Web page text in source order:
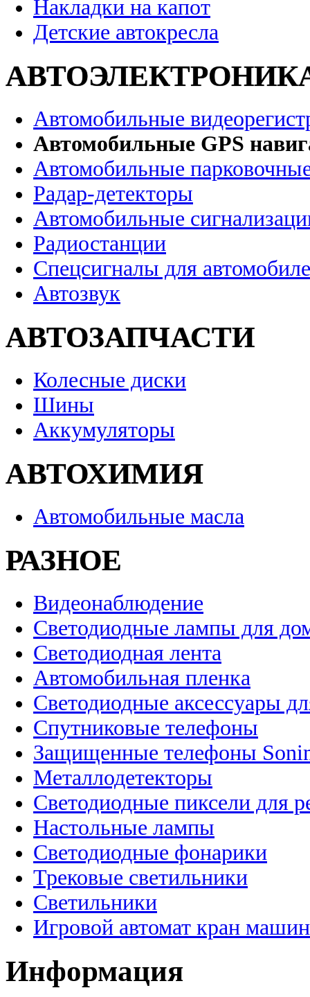
Накладки на капот
Детские автокресла
Автомобильные
Автомобильные GPS
Автомобильные
Радар-детекторы
Автомобильные
Радиостанции
Спецсигналы для
Автозвук
АВТОЗАПЧАСТИ
Колесные диски
Шины
Аккумуляторы
АВТОХИМИЯ
Автомобильные масла
РАЗНОЕ
Видеонаблюдение
Светодиодные лампы для
Светодиодная лента
Автомобильная пленка
Светодиодные аксессуары
Спутниковые телефоны
Защищенные телефоны
Металлодетекторы
Светодиодные пиксели для
Настольные лампы
Светодиодные фонарики
Трековые светильники
Светильники
Игровой автомат кран
Информация